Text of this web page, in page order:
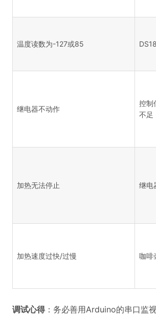
温度读数为-127或85
继电器不动作
控制
不足
加热无法停止 继电
加热速度过快/过慢 咖啡
调试心得：务必善用Arduino的串口监